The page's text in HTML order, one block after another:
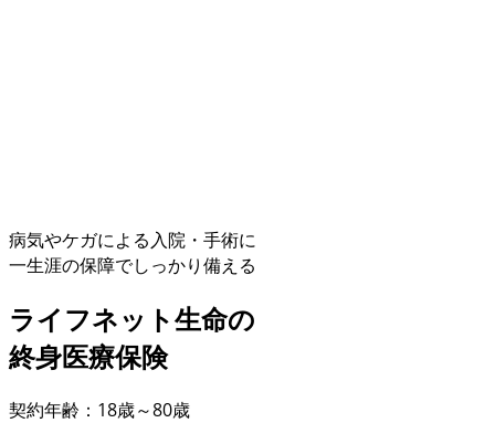
病気やケガによる入院・手術に
一生涯の保障でしっかり備える
ライフネット生命の
終身医療保険
契約年齢：18歳～80歳